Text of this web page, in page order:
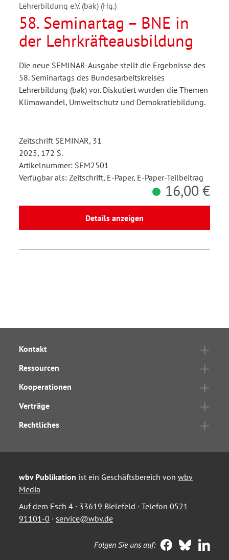
Lehrerbildung e.V. (bak) (Hg.)
58. Seminartag – BNE in
der Lehrkräfteausbildung
Die neue SEMINAR-Ausgabe stellt die Ergebnisse des
58. Seminartags des Bundesarbeitskreises
Lehrerbildung (bak) vor. Diskutiert wurden die Themen
Klimawandel, Umweltschutz und Demokratiebildung.
Zeitschrift SEMINAR, 31
2025, 172 S.
Artikelnummer: SEM2501
Verfügbar als: Zeitschrift, E-Paper, E-Paper-Teilbeitrag
16,00 €
Details anzeigen
Kontakt
Ressourcen
Kooperationen
Verträge
Rechtliches
wbv Publikation ist ein Geschäftsbereich von wbv
Media
Auf dem Esch 4 · 33619 Bielefeld · Telefon 0521
91101-0 · service@wbv.de
Folgen Sie uns auf: